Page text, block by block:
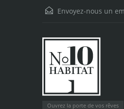
Envoyez-nous un
Ouvrez la porte de vos rêves